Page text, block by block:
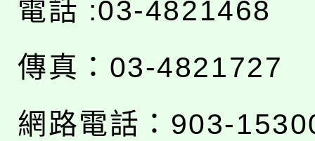
電話 :03-4821468
傳真：03-4821727
網路電話：903-